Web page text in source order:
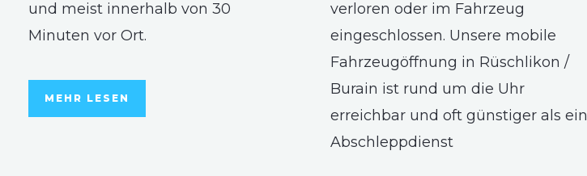
und meist innerhalb von 30
Minuten vor Ort.
MEHR LESEN
verloren oder im Fahrzeug
eingeschlossen. Unsere mobile
Fahrzeugöffnung in Rüschlikon /
Burain ist rund um die Uhr
erreichbar und oft günstiger als ein
Abschleppdienst